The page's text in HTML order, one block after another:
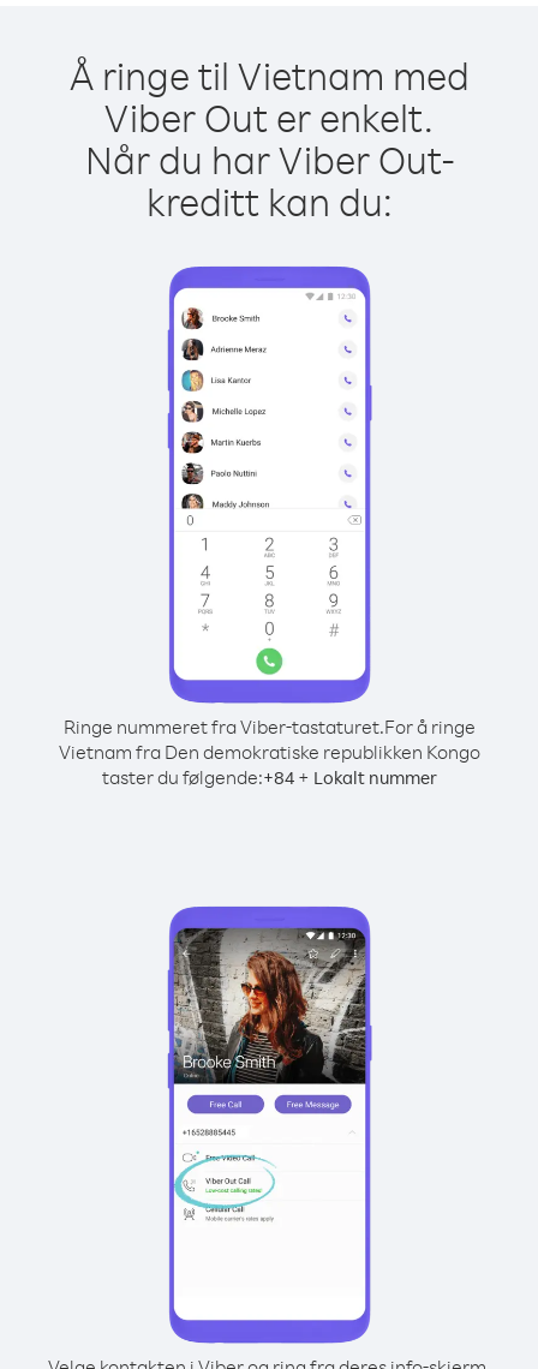
Å ringe til Vietnam med
Viber Out er enkelt.
Når du har Viber Out-
kreditt kan du:
Ringe nummeret fra Viber-tastaturet.For å ringe
Vietnam fra Den demokratiske republikken Kongo
taster du følgende:+84+ Lokalt nummer